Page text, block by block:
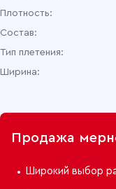
Плотность:
Состав:
Тип плетения:
Ширина:
Продажа
Широкий выбор